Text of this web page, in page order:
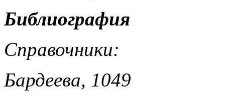
Библиография
Справочники:
Бардеева, 1049